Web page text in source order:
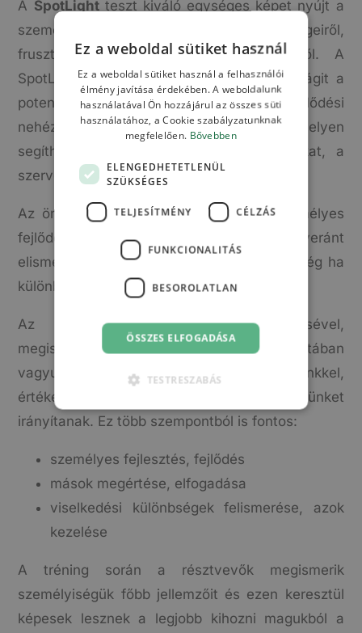
A SpotLightteszt kiváló egységes képet nyújt a
személyiség erősségeiről, gyengeségeiről,
frusztrációról, kihívást jelentő területeiről. A
SpotLightot tekinthetjük úgy is, hogy rávilágit a
potenciális erősségekre és fejlődési
nehézségekre is. Ezek a munkahelyen
segíthetnek tisztábban látni az elvárásokat, a
szervezeten belüli törekvéseket.
Az önismeret kiemelkedően fontos a személyes
fejlődésben. Trénerek és coachok egyeránt
elismerik a fejlődés értékét, fontosságát, még ha
különböző módon is közelítenek ehhez.
Az önfejlesztés önmagunk megértésével,
megismerésével kezdődik. Jó, ha tisztában
vagyunk egyéni stílusunkkal, attitűdjeinkkel,
értékeinkkel, hiedelmeinkkel, amelyek bennünket
irányítanak. Ez több szempontból is fontos:
személyes fejlesztés, fejlődés
mások megértése, elfogadása
viselkedési különbségek felismerése, azok
kezelése
A tréning során a résztvevők megismerik
személyiségük főbb jellemzőit és ezen keresztül
képesek lesznek a legjobb kihozni magukból a
Ez a weboldal sütiket használ
Ez a weboldal sütiket használ a felhasználói
élmény javítása érdekében. A weboldalunk
használatával Ön hozzájárul az összes süti
használatához, a Cookie szabályzatunknak
megfelelően. Bővebben
ELENGEDHETETLENÜL
SZÜKSÉGES
TELJESÍTMÉNY CÉLZÁS
FUNKCIONALITÁS
BESOROLATLAN
ÖSSZES ELFOGADÁSA
TESTRESZABÁS